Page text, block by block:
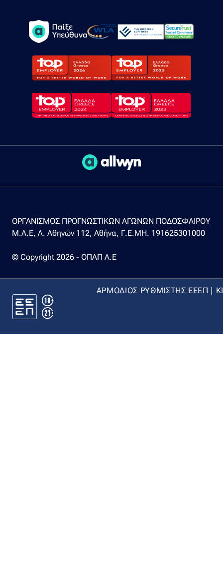
ΟΡΓΑΝΙΣΜΟΣ ΠΡΟΓΝΩΣΤΙΚΩΝ ΑΓΩΝΩΝ ΠΟΔΟΣΦΑΙΡΟΥ
Μ.Α.Ε, Λ. Αθηνών 112, Αθήνα, Γ.Ε.ΜΗ. 191625301000
© Copyright 2026 - ΟΠΑΠ Α.Ε
ΑΡΜΟΔΙΟΣ ΡΥΘΜΙΣΤΗΣ ΕΕΕΠ |